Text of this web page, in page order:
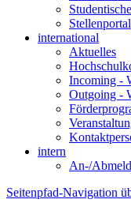
Stellenportal
international
Aktuelles
Incoming -
Outgoing -
intern
An-/
Seitenpfad-Navigation